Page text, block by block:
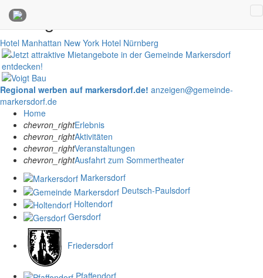
Anzeigen
Hotel Manhattan New York Hotel Nürnberg
Regional werben auf markersdorf.de! anzeigen@gemeinde-
markersdorf.de
Home
chevron_rightErlebnis
chevron_rightAktivitäten
chevron_rightVeranstaltungen
chevron_rightAusfahrt zum Sommertheater
Markersdorf
Deutsch-Paulsdorf
Holtendorf
Gersdorf
Friedersdorf